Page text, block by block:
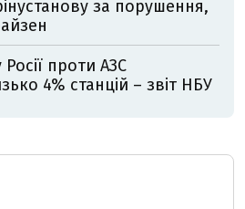
за порушення,
проти АЗС
4% станцій – звіт НБУ